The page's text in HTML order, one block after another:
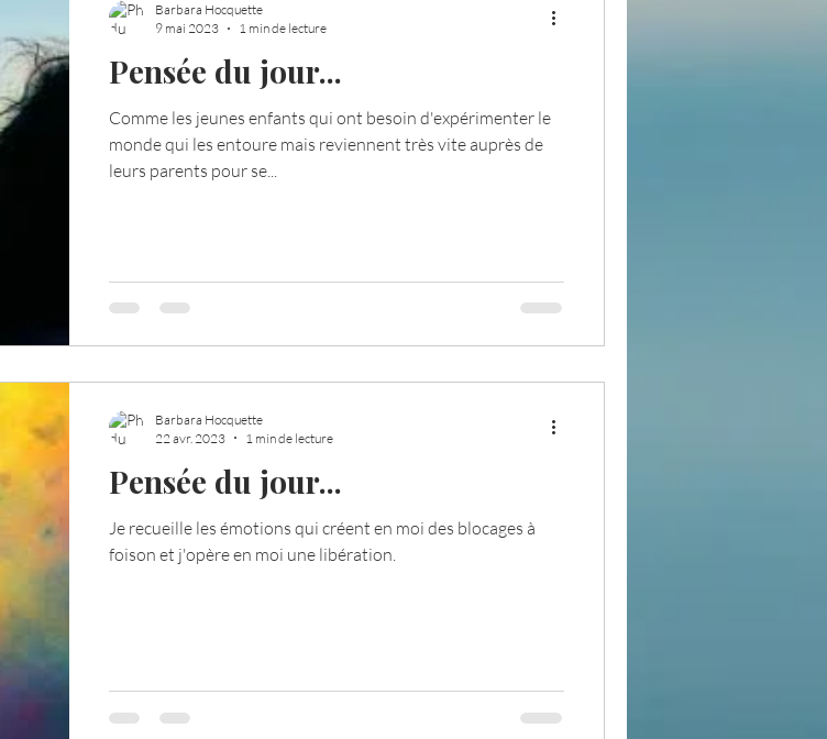
Pensée du jour...
Comme les jeunes enfants qui ont besoin d'expérimenter le
monde qui les entoure mais reviennent très vite auprès de
leurs parents pour se...
Barbara Hocquette
9 mai 2023
1 min de lecture
Pensée du jour...
Je recueille les émotions qui créent en moi des blocages à
foison et j'opère en moi une libération.
Barbara Hocquette
22 avr. 2023
1 min de lecture